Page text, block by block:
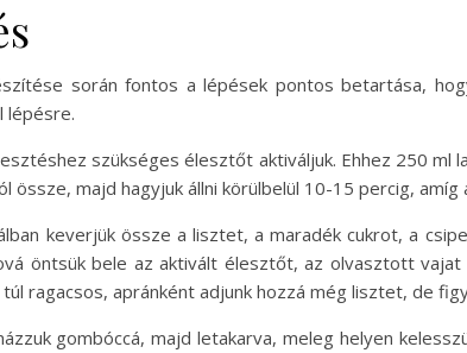
során fontos a lépések pontos betartása,
lépésre.
szükséges élesztőt aktiváljuk. Ehhez 250
össze, majd hagyjuk állni körülbelül 10-15 percig,
keverjük össze a lisztet, a maradék cukrot, a
öntsük bele az aktivált élesztőt, az olvasztott
ragacsos, apránként adjunk hozzá még lisztet, de
gombóccá, majd letakarva, meleg helyen